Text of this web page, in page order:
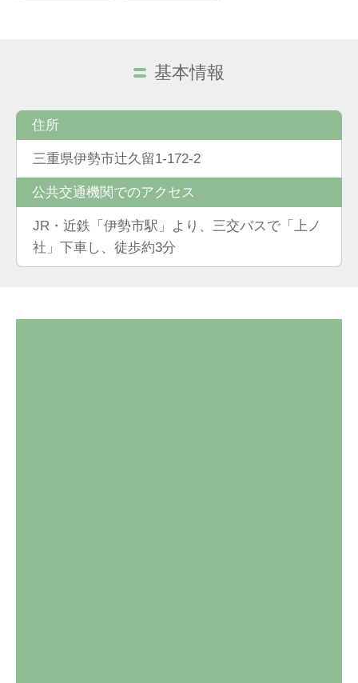
基本情報
住所
三重県伊勢市辻久留1-172-2
公共交通機関でのアクセス
JR・近鉄「伊勢市駅」より、三交バスで「上ノ
社」下車し、徒歩約3分